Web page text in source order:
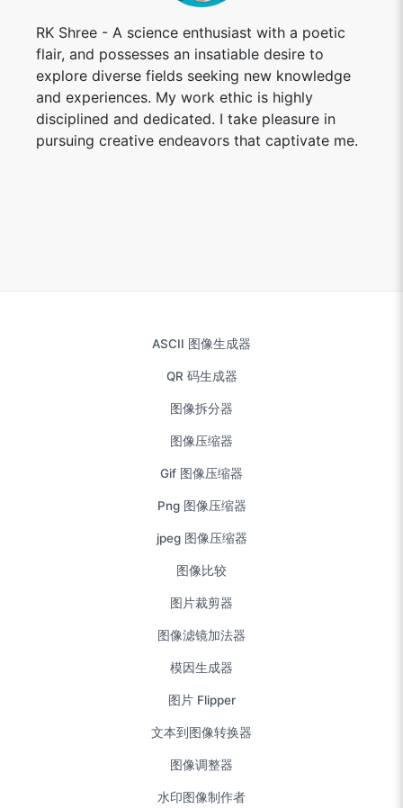
RK Shree - A science enthusiast with a poetic
flair, and possesses an insatiable desire to
explore diverse fields seeking new knowledge
and experiences. My work ethic is highly
disciplined and dedicated. I take pleasure in
pursuing creative endeavors that captivate me.
ASCII 图像生成器
QR 码生成器
图像拆分器
图像压缩器
Gif 图像压缩器
Png 图像压缩器
jpeg 图像压缩器
图像比较
图片裁剪器
图像滤镜加法器
模因生成器
图片 Flipper
文本到图像转换器
图像调整器
水印图像制作者